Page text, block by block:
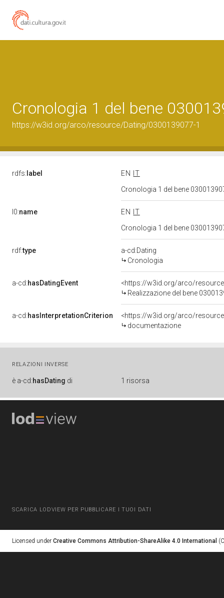
Cronologia 1 del bene
https://w3id.org/arco/resource/Dating/0300139077-1
rdfs: label EN
IT
Cronologia 1 del bene
l0:name EN
IT
Cronologia 1 del bene
rdf:type
a-cd:Dating
Cronologia
a-cd:hasDatingEvent
<https://w3id.org/arco/
Realizzazione del bene
a-cd:hasInterpretationCriterion
<https://w3id.org/arco/
documentazione
RELAZIONI INVERSE
è a-cd:hasDating di 1 risorsa
SCARICA LODVIEW PER PUBBLICARE I TUOI DATI
Licensed under Creative Commons Attribution-ShareAlike 4.0 International